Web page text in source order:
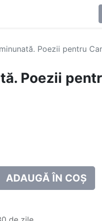
Poezii pentru
Poezii
ADAUGĂ ÎN COȘ